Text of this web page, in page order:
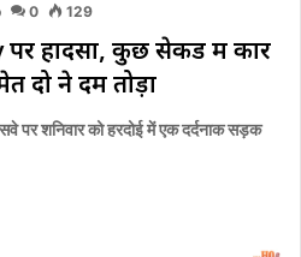
0 129
हादसा, कुछ सेकेंड में कार
दो ने दम तोड़ा
पर शनिवार को हरदोई में एक दर्दनाक सड़क